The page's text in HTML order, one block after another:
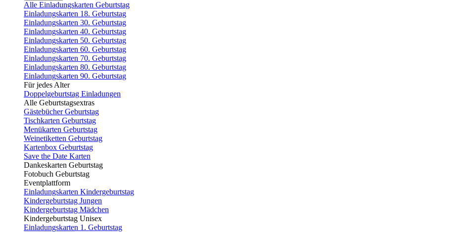
Alle Einladungskarten Geburtstag
Einladungskarten 18. Geburtstag
Einladungskarten 30. Geburtstag
Einladungskarten 40. Geburtstag
Einladungskarten 50. Geburtstag
Einladungskarten 60. Geburtstag
Einladungskarten 70. Geburtstag
Einladungskarten 80. Geburtstag
Einladungskarten 90. Geburtstag
Für jedes Alter
Doppelgeburtstag Einladungen
Alle Geburtstagsextras
Gästebücher Geburtstag
Tischkarten Geburtstag
Menükarten Geburtstag
Weinetiketten Geburtstag
Kartenbox Geburtstag
Save the Date Karten
Dankeskarten Geburtstag
Fotobuch Geburtstag
Eventplattform
Einladungskarten Kindergeburtstag
Kindergeburtstag Jungen
Kindergeburtstag Mädchen
Kindergeburtstag Unisex
Einladungskarten 1. Geburtstag